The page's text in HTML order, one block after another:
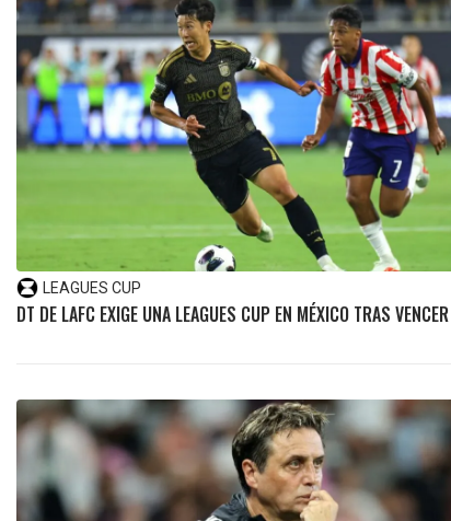
LEAGUES CUP
DT DE LAFC EXIGE UNA LEAGUES CUP EN MÉXICO TRAS